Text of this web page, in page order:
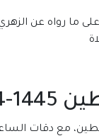
ما رواه عن